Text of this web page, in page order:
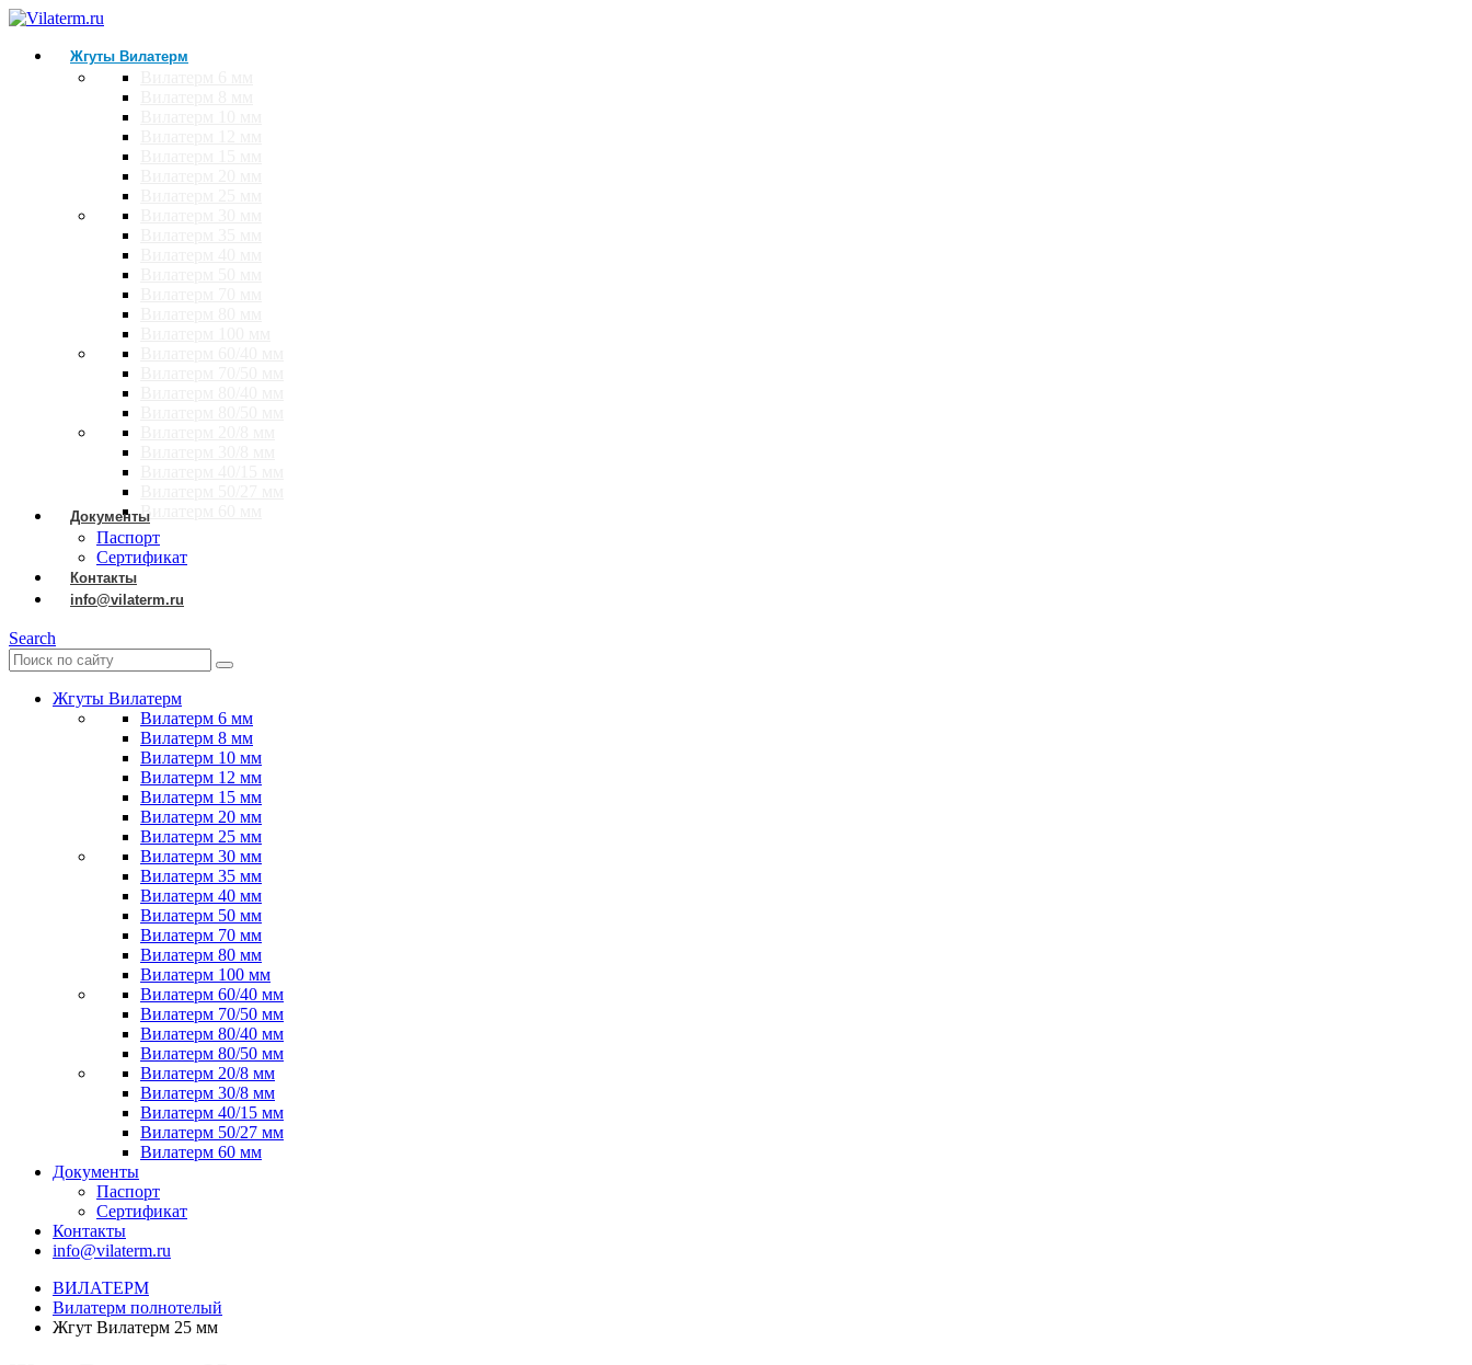
Жгуты Вилатерм
Вилатерм 60 мм
Документы
Паспорт
Сертификат
Контакты
info@vilaterm.ru
Search
Жгуты Вилатерм
Вилатерм 6 мм
Вилатерм 8 мм
Вилатерм 10 мм
Вилатерм 12 мм
Вилатерм 15 мм
Вилатерм 20 мм
Вилатерм 25 мм
Вилатерм 30 мм
Вилатерм 35 мм
Вилатерм 40 мм
Вилатерм 50 мм
Вилатерм 70 мм
Вилатерм 80 мм
Вилатерм 100 мм
Вилатерм 60/40 мм
Вилатерм 70/50 мм
Вилатерм 80/40 мм
Вилатерм 80/50 мм
Вилатерм 20/8 мм
Вилатерм 30/8 мм
Вилатерм 40/15 мм
Вилатерм 50/27 мм
Вилатерм 60 мм
Документы
Паспорт
Сертификат
Контакты
info@vilaterm.ru
ВИЛАТЕРМ
Вилатерм полнотелый
Жгут Вилатерм 25 мм